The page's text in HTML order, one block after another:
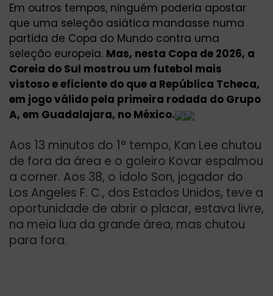
Em outros tempos, ninguém poderia apostar
que uma seleção asiática mandasse numa
partida de Copa do Mundo contra uma
seleção europeia. Mas, nesta Copa de 2026, a
Coreia do Sul mostrou um futebol mais
vistoso e eficiente do que a República Tcheca,
em jogo válido pela primeira rodada do Grupo
A, em Guadalajara, no México.
Aos 13 minutos do 1° tempo, Kan Lee chutou
de fora da área e o goleiro Kovar espalmou
a corner. Aos 38, o ídolo Son, jogador do
Los Angeles F. C., dos Estados Unidos, teve a
oportunidade de abrir o placar, estava livre,
na meia lua da grande área, mas chutou
para fora.